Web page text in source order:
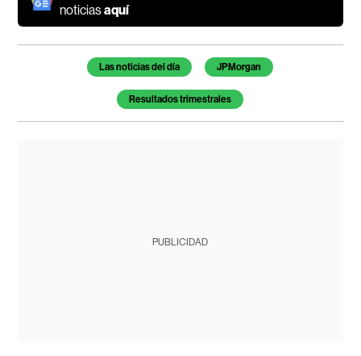
noticiasaquí
Temas de este artículo
Las noticias del día JPMorgan
Resultados trimestrales
PUBLICIDAD